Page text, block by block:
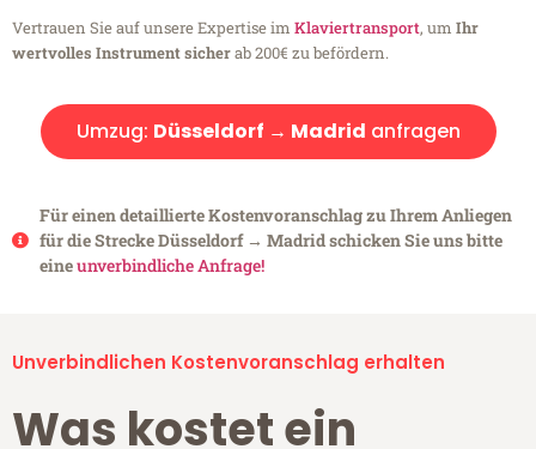
Vertrauen Sie auf unsere Expertise im Klaviertransport, um Ihr
wertvolles Instrument sicherab 200€ zu befördern.
Umzug: Düsseldorf → Madrid anfragen
Für einen detaillierte Kostenvoranschlag zu Ihrem Anliegen
für die Strecke Düsseldorf → Madrid schicken Sie uns bitte
eineunverbindliche Anfrage!
Unverbindlichen Kostenvoranschlag erhalten
Was kostet ein